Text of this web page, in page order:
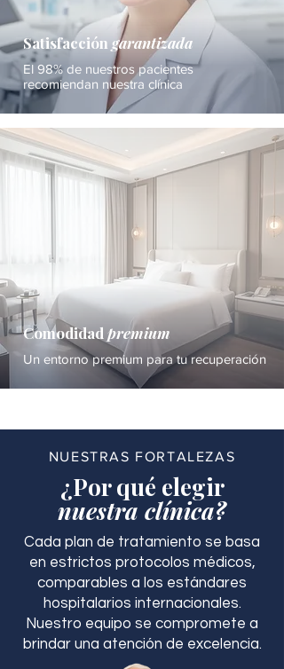
Satisfacción garantizada
El 98% de nuestros pacientes
recomiendan nuestra clínica
Comodidad premium
Un entorno premium para tu recuperación
NUESTRAS FORTALEZAS
¿Por qué elegir
nuestra clínica?
Cada plan de tratamiento se basa
en estrictos protocolos médicos,
comparables a los estándares
hospitalarios internacionales.
Nuestro equipo se compromete a
brindar una atención de excelencia.